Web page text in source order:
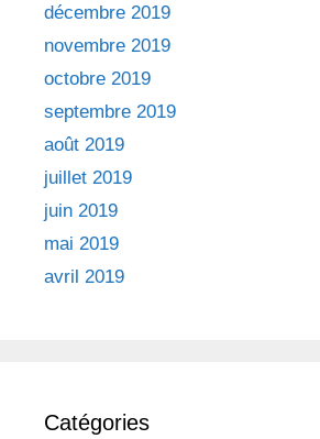
décembre 2019
novembre 2019
octobre 2019
septembre 2019
août 2019
juillet 2019
juin 2019
mai 2019
avril 2019
Catégories